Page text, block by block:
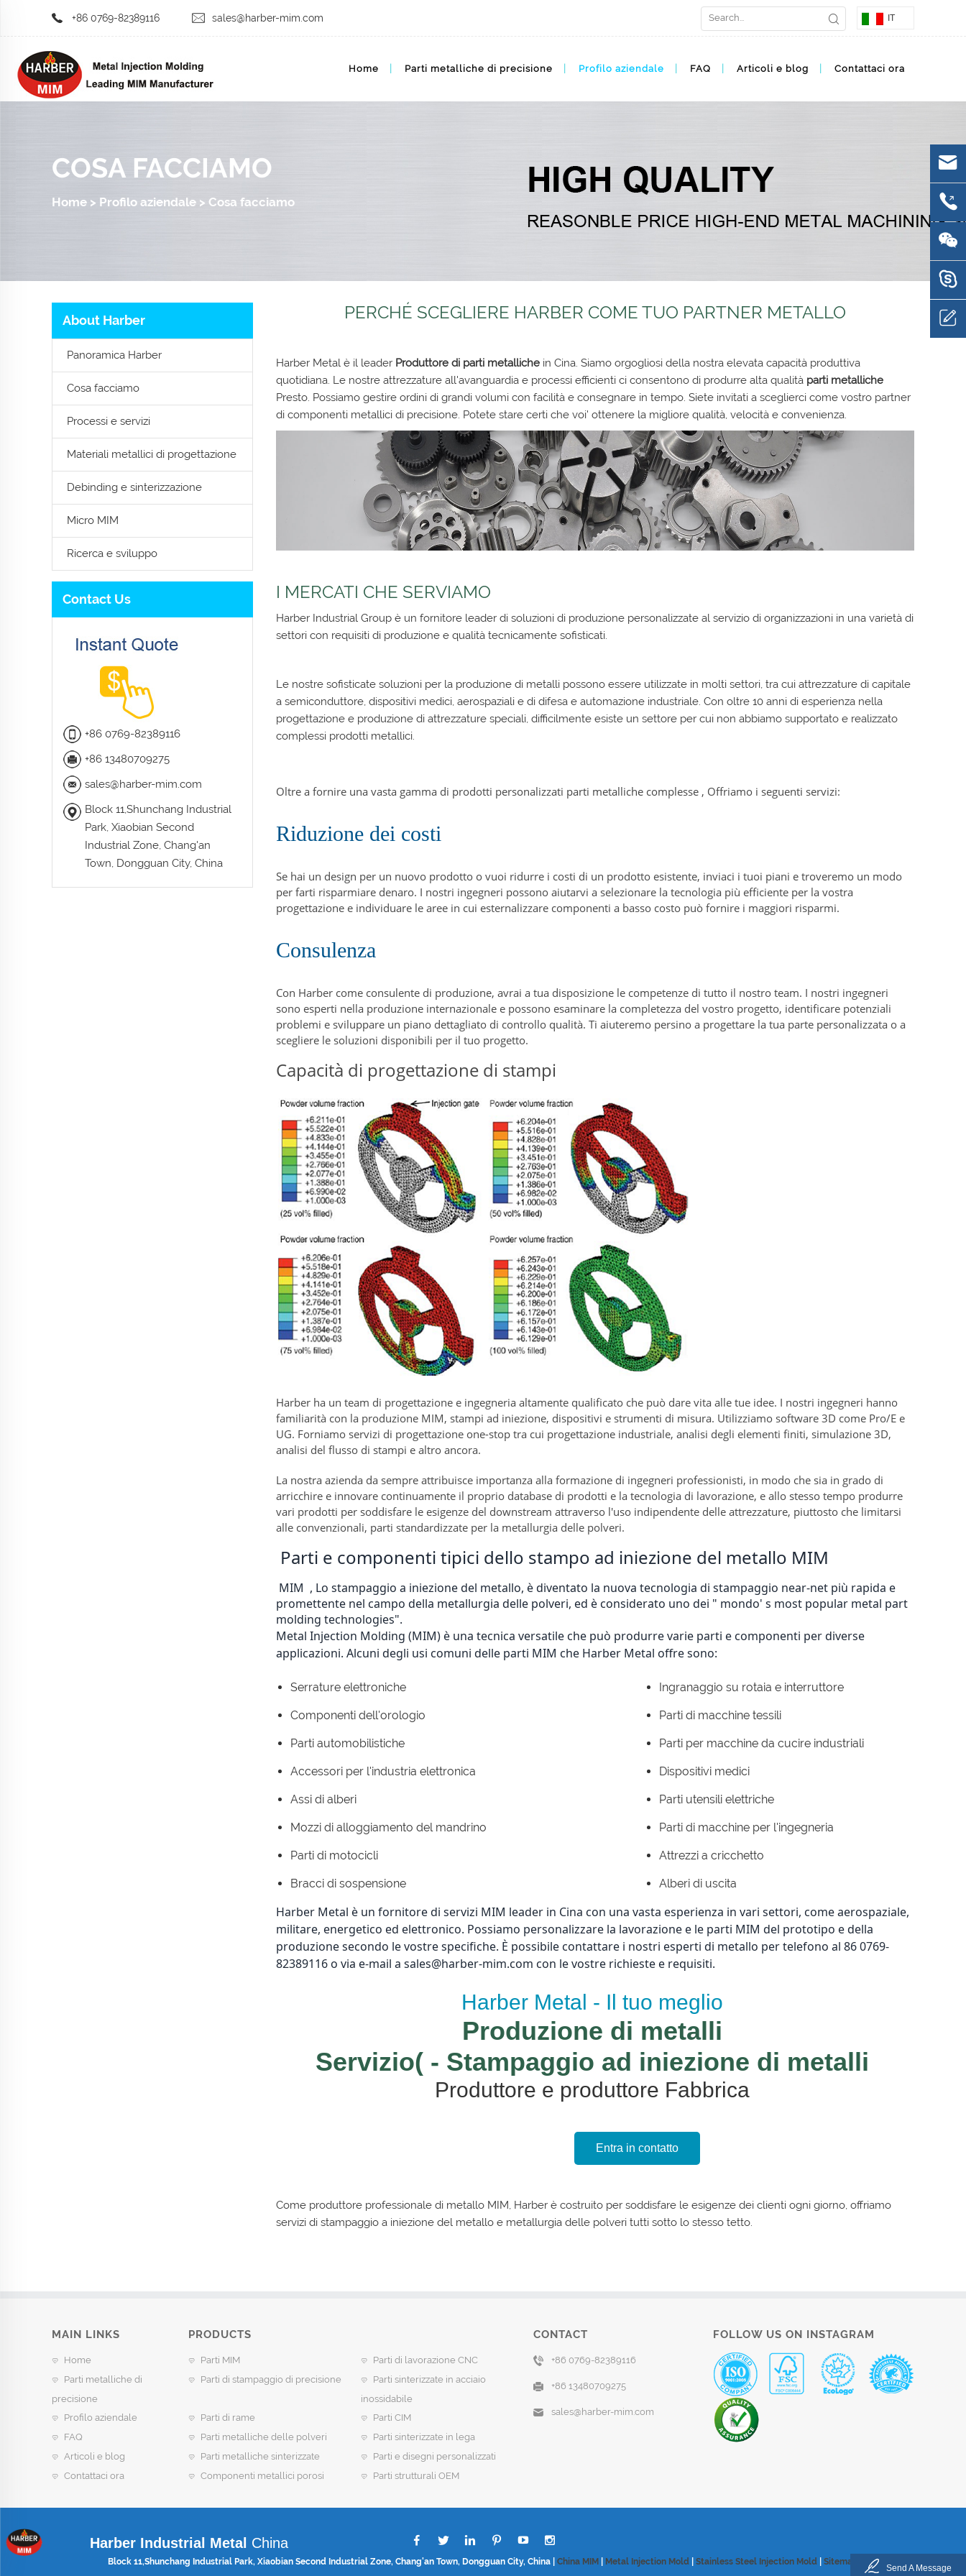
+86 0769-82389116 sales@harber-mim.com IT
Home Parti metalliche di precisione Profilo aziendale FAQ Articoli e blog Contattaci ora
COSA FACCIAMO
Home > Profilo aziendale > Cosa facciamo
About Harber
Panoramica Harber
Cosa facciamo
Processi e servizi
Materiali metallici di progettazione
Debinding e sinterizzazione
Micro MIM
Ricerca e sviluppo
Contact Us
+86 0769-82389116
+86 13480709275
sales@harber-mim.com
Block 11,Shunchang Industrial
Park, Xiaobian Second
Industrial Zone, Chang'an
Town, Dongguan City, China
PERCHÉ SCEGLIERE HARBER COME TUO PARTNER METALLO
Harber Metal è il leader Produttore di parti metalliche in Cina. Siamo orgogliosi della nostra elevata capacità produttiva
quotidiana. Le nostre attrezzature all'avanguardia e processi efficienti ci consentono di produrre alta qualità parti metalliche
Presto. Possiamo gestire ordini di grandi volumi con facilità e consegnare in tempo. Siete invitati a sceglierci come vostro partner
di componenti metallici di precisione. Potete stare certi che voi' ottenere la migliore qualità, velocità e convenienza.
I MERCATI CHE SERVIAMO
Harber Industrial Group è un fornitore leader di soluzioni di produzione personalizzate al servizio di organizzazioni in una varietà di
settori con requisiti di produzione e qualità tecnicamente sofisticati.
Le nostre sofisticate soluzioni per la produzione di metalli possono essere utilizzate in molti settori, tra cui attrezzature di capitale
a semiconduttore, dispositivi medici, aerospaziali e di difesa e automazione industriale. Con oltre 10 anni di esperienza nella
progettazione e produzione di attrezzature speciali, difficilmente esiste un settore per cui non abbiamo supportato e realizzato
complessi prodotti metallici.
Oltre a fornire una vasta gamma di prodotti personalizzati parti metalliche complesse , Offriamo i seguenti servizi:
Riduzione dei costi
Se hai un design per un nuovo prodotto o vuoi ridurre i costi di un prodotto esistente, inviaci i tuoi piani e troveremo un modo
per farti risparmiare denaro. I nostri ingegneri possono aiutarvi a selezionare la tecnologia più efficiente per la vostra
progettazione e individuare le aree in cui esternalizzare componenti a basso costo può fornire i maggiori risparmi.
Consulenza
Con Harber come consulente di produzione, avrai a tua disposizione le competenze di tutto il nostro team. I nostri ingegneri
sono esperti nella produzione internazionale e possono esaminare la completezza del vostro progetto, identificare potenziali
problemi e sviluppare un piano dettagliato di controllo qualità. Ti aiuteremo persino a progettare la tua parte personalizzata o a
scegliere le soluzioni disponibili per il tuo progetto.
Capacità di progettazione di stampi
Harber ha un team di progettazione e ingegneria altamente qualificato che può dare vita alle tue idee. I nostri ingegneri hanno
familiarità con la produzione MIM, stampi ad iniezione, dispositivi e strumenti di misura. Utilizziamo software 3D come Pro/E e
UG. Forniamo servizi di progettazione one-stop tra cui progettazione industriale, analisi degli elementi finiti, simulazione 3D,
analisi del flusso di stampi e altro ancora.
La nostra azienda da sempre attribuisce importanza alla formazione di ingegneri professionisti, in modo che sia in grado di
arricchire e innovare continuamente il proprio database di prodotti e la tecnologia di lavorazione, e allo stesso tempo produrre
vari prodotti per soddisfare le esigenze del downstream attraverso l'uso indipendente delle attrezzature, piuttosto che limitarsi
alle convenzionali, parti standardizzate per la metallurgia delle polveri.
Parti e componenti tipici dello stampo ad iniezione del metallo MIM
MIM , Lo stampaggio a iniezione del metallo, è diventato la nuova tecnologia di stampaggio near-net più rapida e
promettente nel campo della metallurgia delle polveri, ed è considerato uno dei " mondo' s most popular metal part
molding technologies".
Metal Injection Molding (MIM) è una tecnica versatile che può produrre varie parti e componenti per diverse
applicazioni. Alcuni degli usi comuni delle parti MIM che Harber Metal offre sono:
Serrature elettroniche Ingranaggio su rotaia e interruttore
Componenti dell'orologio Parti di macchine tessili
Parti automobilistiche Parti per macchine da cucire industriali
Accessori per l'industria elettronica Dispositivi medici
Assi di alberi Parti utensili elettriche
Mozzi di alloggiamento del mandrino Parti di macchine per l'ingegneria
Parti di motocicli Attrezzi a cricchetto
Bracci di sospensione Alberi di uscita
Harber Metal è un fornitore di servizi MIM leader in Cina con una vasta esperienza in vari settori, come aerospaziale,
militare, energetico ed elettronico. Possiamo personalizzare la lavorazione e le parti MIM del prototipo e della
produzione secondo le vostre specifiche. È possibile contattare i nostri esperti di metallo per telefono al 86 0769-
82389116 o via e-mail a sales@harber-mim.com con le vostre richieste e requisiti.
Harber Metal - Il tuo meglio
Produzione di metalli
Servizio( - Stampaggio ad iniezione di metalli
Produttore e produttore Fabbrica
Entra in contatto
Come produttore professionale di metallo MIM, Harber è costruito per soddisfare le esigenze dei clienti ogni giorno, offriamo
servizi di stampaggio a iniezione del metallo e metallurgia delle polveri tutti sotto lo stesso tetto.
MAIN LINKS
Home
Parti metalliche di
precisione
Profilo aziendale
FAQ
Articoli e blog
Contattaci ora
PRODUCTS
Parti MIM
Parti di lavorazione CNC
Parti di stampaggio di precisione
Parti sinterizzate in acciaio
inossidabile
Parti di rame
Parti CIM
Parti metalliche delle polveri
Parti sinterizzate in lega
Parti metalliche sinterizzate
Parti e disegni personalizzati
Componenti metallici porosi
Parti strutturali OEM
CONTACT
+86 0769-82389116
+86 13480709275
sales@harber-mim.com
FOLLOW US ON INSTAGRAM
Harber Industrial Metal China
Block 11,Shunchang Industrial Park, Xiaobian Second Industrial Zone, Chang'an Town, Dongguan City, China | China MIM Metal Injection Mold Stainless Steel Injection Mold Sitemap
Send A Message